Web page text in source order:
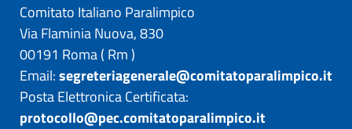
Comitato Italiano Paralimpico
Via Flaminia Nuova, 830
00191 Roma( Rm)
Email:segreteriagenerale@comitatoparalimpico.it
Posta Elettronica Certificata:
protocollo@pec.comitatoparalimpico.it